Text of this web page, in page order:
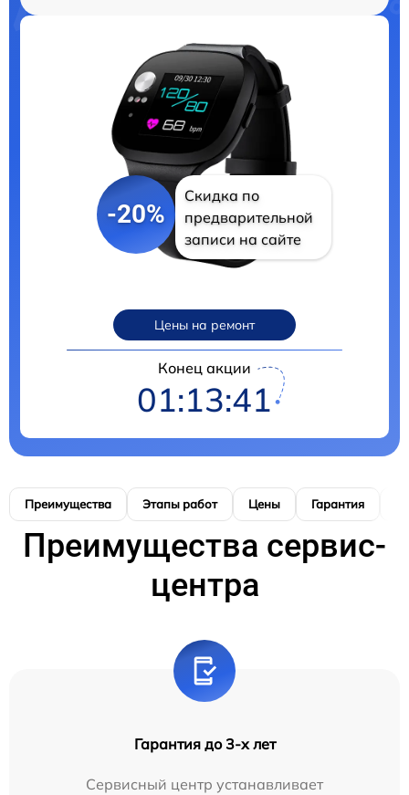
-20%
Скидка по
предварительной
записи на сайте
Цены на ремонт
Конец акции
01:13:40
Преимущества Этапы работ Цены Гарантия
Преимущества сервис-
центра
Гарантия до 3-х лет
Сервисный центр устанавливает